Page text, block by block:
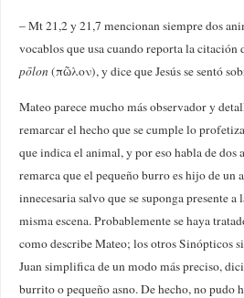
– Mt 21,2 y 21,7 mencionan siempre dos
vocablos que usa cuando reporta la citación
pōlon(πῶλον), y dice que Jesús se sentó
Mateo parece mucho más observador y
remarcar el hecho que se cumple lo
que indica el animal, y por eso habla de dos
remarca que el pequeño burro es hijo de un
innecesaria salvo que se suponga presente a
misma escena. Probablemente se haya
como describe Mateo; los otros Sinópticos
Juan simplifica de un modo más preciso,
burrito o pequeño asno. De hecho, no pudo